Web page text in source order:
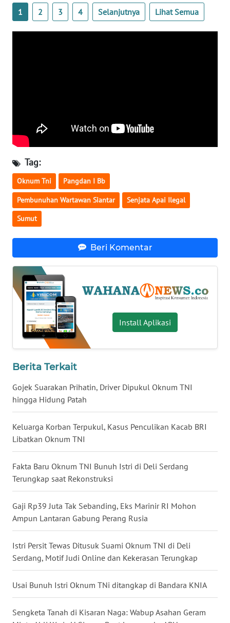
1 2 3 4 Selanjutnya Lihat Semua
Tag:
Oknum Tni Pangdan I Bb
Pembunuhan Wartawan Siantar Senjata Apai Ilegal
Sumut
Beri Komentar
Install Aplikasi
Berita Terkait
Gojek Suarakan Prihatin, Driver Dipukul Oknum TNI
hingga Hidung Patah
Keluarga Korban Terpukul, Kasus Penculikan Kacab BRI
Libatkan Oknum TNI
Fakta Baru Oknum TNI Bunuh Istri di Deli Serdang
Terungkap saat Rekonstruksi
Gaji Rp39 Juta Tak Sebanding, Eks Marinir RI Mohon
Ampun Lantaran Gabung Perang Rusia
Istri Persit Tewas Ditusuk Suami Oknum TNI di Deli
Serdang, Motif Judi Online dan Kekerasan Terungkap
Usai Bunuh Istri Oknum TNi ditangkap di Bandara KNIA
Sengketa Tanah di Kisaran Naga: Wabup Asahan Geram
Wahana
News
Regional
JABAR
WN
BANTEN
WN
NTT
KEPRI
WN
PAPUA
WN
PAPUA
WN
RIAU
WN
WN
WN
WN
SULTENG
WN
SULBAR